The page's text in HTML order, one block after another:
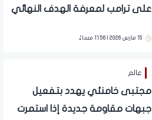
على ترامب لمعرفة الهدف النهائي
15 مارس 2026 | 11:56 مساءً
عالم
مجتبى خامنئي يهدد بتفعيل
جبهات مقاومة جديدة إذا استمرت